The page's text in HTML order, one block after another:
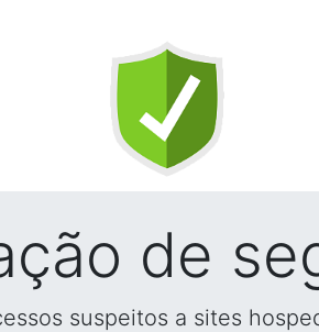
de
suspeitos a sites